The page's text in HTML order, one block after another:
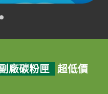
廠碳粉匣 超低價